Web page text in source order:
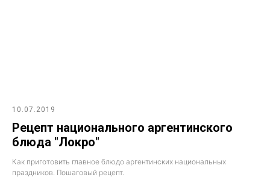
10.07.2019
Рецепт национального аргентинского
блюда "Локро"
Как приготовить главное блюдо аргентинских национальных
праздников. Пошаговый рецепт.